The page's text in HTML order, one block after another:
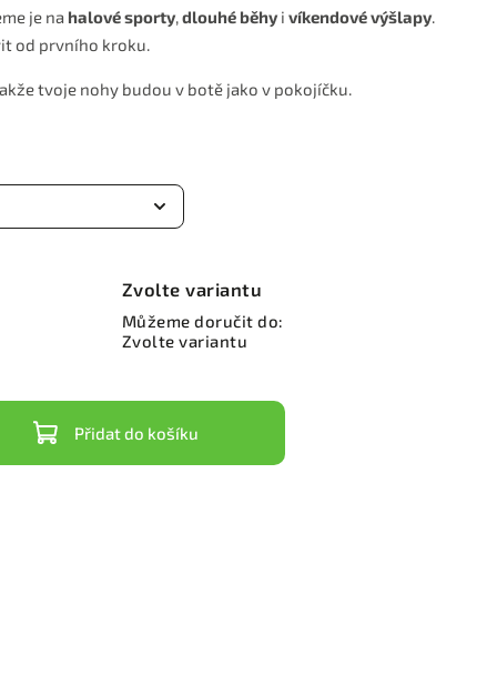
je na halové sporty,dlouhé běhy ivíkendové výšlapy.
od prvního kroku.
tvoje nohy budou v botě jako v pokojíčku.
Zvolte variantu
Můžeme doručit do:
Zvolte variantu
Přidat do košíku